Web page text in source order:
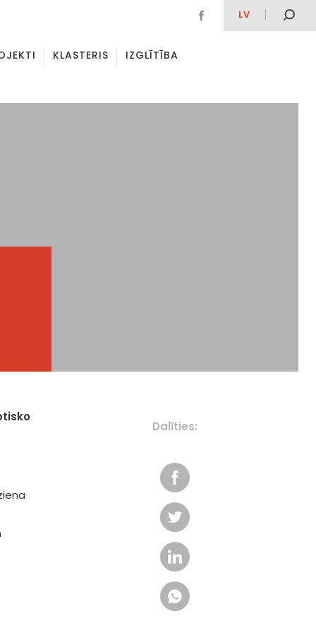
LV
KLASTERIS IZGLĪTĪBA
Dalīties: